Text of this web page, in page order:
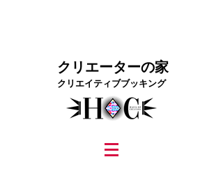
クリエーターの家
クリエイティブブッキング
graphic design, marketing, digital marketing
how to get signed to a record deal